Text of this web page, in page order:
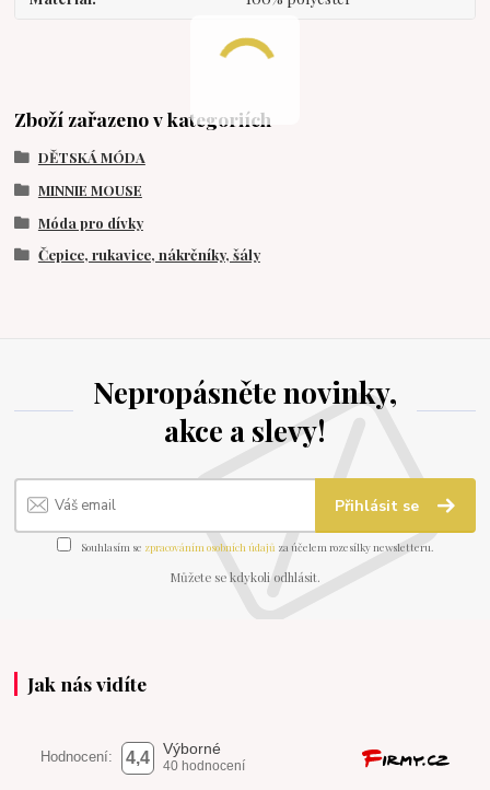
Zboží zařazeno v kategoriích
DĚTSKÁ MÓDA
MINNIE MOUSE
Móda pro dívky
Čepice, rukavice, nákrčníky, šály
Nepropásněte novinky,
akce a slevy!
Přihlásit se
Souhlasím se zpracováním osobních údajů za účelem rozesílky newsletteru.
Můžete se kdykoli odhlásit.
Jak nás vidíte